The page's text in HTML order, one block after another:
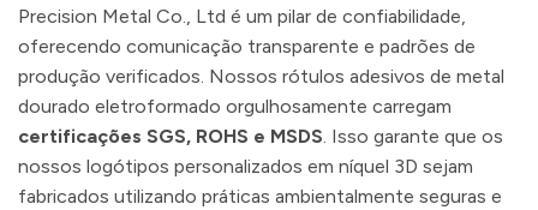
Precision Metal Co., Ltd é um pilar de confiabilidade,
oferecendo comunicação transparente e padrões de
produção verificados. Nossos rótulos adesivos de metal
dourado eletroformado orgulhosamente carregam
certificações SGS, ROHS e MSDS. Isso garante que os
nossos logótipos personalizados em níquel 3D sejam
fabricados utilizando práticas ambientalmente seguras e